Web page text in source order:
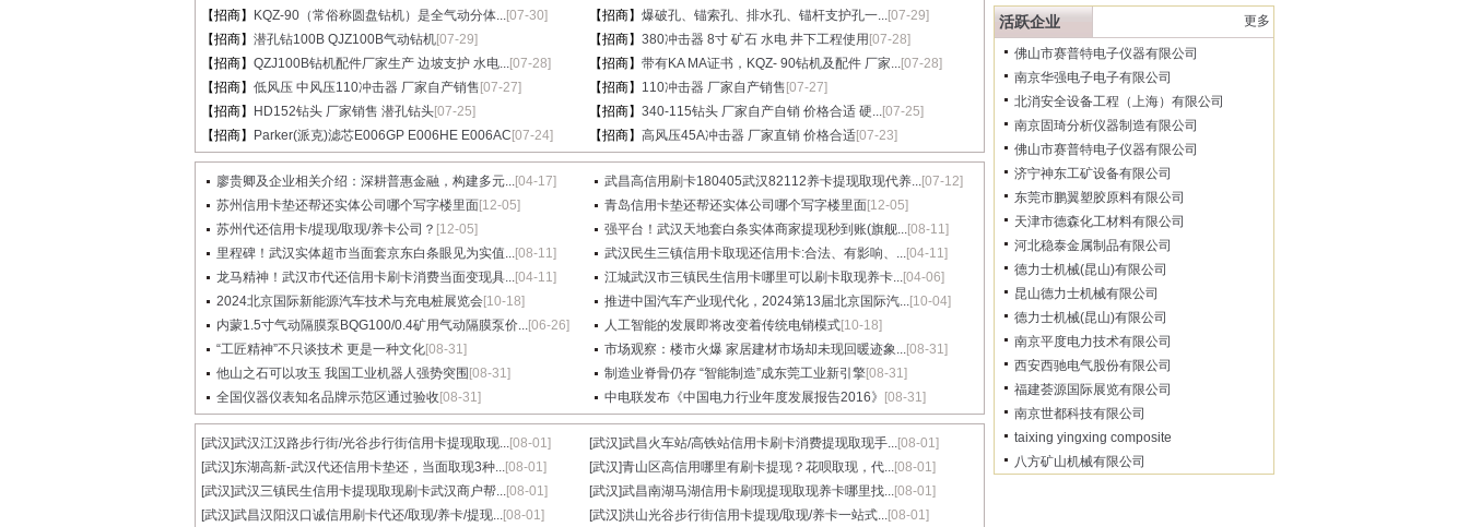
【招商】
KQZ-90（常俗称圆盘钻机）是全气动分体...[07-30] 【招商】 爆破孔、锚索孔、排水孔、锚杆支护孔一...[07-29]
【招商】 潜孔钻100B QJZ100B气动钻机[07-29] 【招商】 380冲击器 8寸 矿石 水电 井下工程使用 [07-28]
【招商】 QZJ100B钻机配件厂家生产 边坡支护 水电...[07-28] 【招商】 带有KA MA证书，KQZ- 90钻机及配件 厂家...[07-28]
【招商】 低风压 中风压110冲击器 厂家自产销售 [07-27] 【招商】 110冲击器 厂家自产销售 [07-27]
【招商】
HD152钻头 厂家销售 潜孔钻头[07-25] 【招商】 340-115钻头 厂家自产自销 价格合适 硬...[07-25]
【招商】
Parker(派克)滤芯E006GP E006HE E006AC [07-24] 【招商】 高风压45A冲击器 厂家直销 价格合适[07-23]
廖贵卿及企业相关介绍：深耕普惠金融，构建多元...[04-17] 武昌高信用刷卡180405武汉82112养卡提现取现代养...[07-12]
苏州信用卡垫还帮还实体公司哪个写字楼里面[12-05] 青岛信用卡垫还帮还实体公司哪个写字楼里面[12-05]
苏州代还信用卡/提现/取现/养卡公司？ [12-05] 强平台！武汉天地套白条实体商家提现秒到账(旗舰...[08-11]
里程碑！武汉实体超市当面套京东白条眼见为实值...[08-11] 武汉民生三镇信用卡取现还信用卡:合法、有影响、...[04-11]
龙马精神！武汉市代还信用卡刷卡消费当面变现具...[04-11] 江城武汉市三镇民生信用卡哪里可以刷卡取现养卡...[04-06]
2024北京国际新能源汽车技术与充电桩展览会[10-18] 推进中国汽车产业现代化，2024第13届北京国际汽...[10-04]
内蒙1.5寸气动隔膜泵BQG100/0.4矿用气动隔膜泵价...[06-26] 人工智能的发展即将改变着传统电销模式[10-18]
“工匠精神”不只谈技术 更是一种文化[08-31] 市场观察：楼市火爆 家居建材市场却未现回暖迹象...[08-31]
他山之石可以攻玉 我国工业机器人强势突围 [08-31] 制造业脊骨仍存 “智能制造”成东莞工业新引擎[08-31]
全国仪器仪表知名品牌示范区通过验收 [08-31] 中电联发布《中国电力行业年度发展报告2016》 [08-31]
[武汉]武汉江汉路步行街/光谷步行街信用卡提现取现...[08-01] [武汉]武昌火车站/高铁站信用卡刷卡消费提现取现手...[08-01]
[武汉]东湖高新-武汉代还信用卡垫还，当面取现3种...[08-01] [武汉]青山区高信用哪里有刷卡提现？花呗取现，代...[08-01]
[武汉]武汉三镇民生信用卡提现取现刷卡武汉商户帮...[08-01] [武汉]武昌南湖马湖信用卡刷现提现取现养卡哪里找...[08-01]
[武汉]武昌汉阳汉口诚信用刷卡代还/取现/养卡/提现...[08-01] [武汉]洪山光谷步行街信用卡提现/取现/养卡一站式...[08-01]
活跃企业 更多
佛山市赛普特电子仪器有限公司
南京华强电子电子有限公司
北消安全设备工程（上海）有限公司
南京固琦分析仪器制造有限公司
佛山市赛普特电子仪器有限公司
济宁神东工矿设备有限公司
东莞市鹏翼塑胶原料有限公司
天津市德森化工材料有限公司
河北稳泰金属制品有限公司
德力士机械(昆山)有限公司
昆山德力士机械有限公司
德力士机械(昆山)有限公司
南京平度电力技术有限公司
西安西驰电气股份有限公司
福建荟源国际展览有限公司
南京世都科技有限公司
taixing yingxing composite
八方矿山机械有限公司